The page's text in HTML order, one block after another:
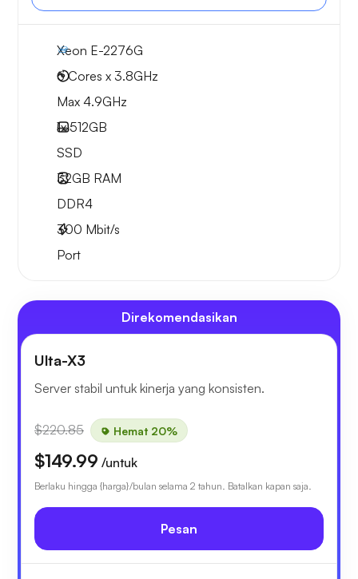
Xeon E-2276G
6 Cores x 3.8GHz
Max 4.9GHz
1x512GB
SSD
32GB RAM
DDR4
300 Mbit/s
Port
Direkomendasikan
Ulta-X3
Server stabil untuk kinerja yang konsisten.
$220.85 Hemat 20%
$149.99 /untuk
Berlaku hingga {harga}/bulan selama 2 tahun. Batalkan kapan saja.
Pesan